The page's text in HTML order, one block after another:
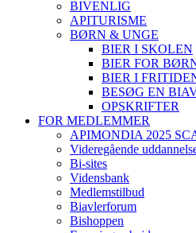
BIVENLIG
APITURISME
BØRN & UNGE
BIER I SKOLEN
BIER FOR
BIER I
BESØG EN
OPSKRIFTER
FOR MEDLEMMER
APIMONDIA 2025
Videregående
Bi-sites
Vidensbank
Medlemstilbud
Biavlerforum
Bishoppen